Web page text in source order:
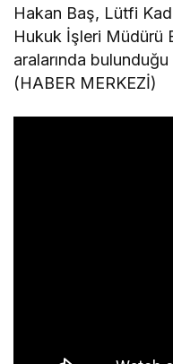
Hakan Baş, Lütfi
Hukuk İşleri Müdürü
aralarında
(HABER MERKEZİ)